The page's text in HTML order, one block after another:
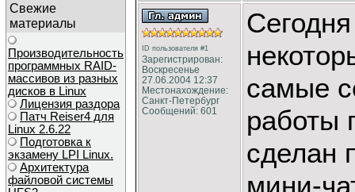
Свежие
материалы
Производительность
программных RAID-
массивов из разных
дисков в Linux
Лицензия раздора
Патч Reiser4 для
Linux 2.6.22
Подготовка к
экзамену LPI Linux.
Архитектура
файловой системы
ID пользователя #1
Зарегистрирован:
Воскресенье
27.06.2004 12:37
Местонахождение:
Санкт-Петербург
Сообщений: 601
самые
работы
сделан
мини-